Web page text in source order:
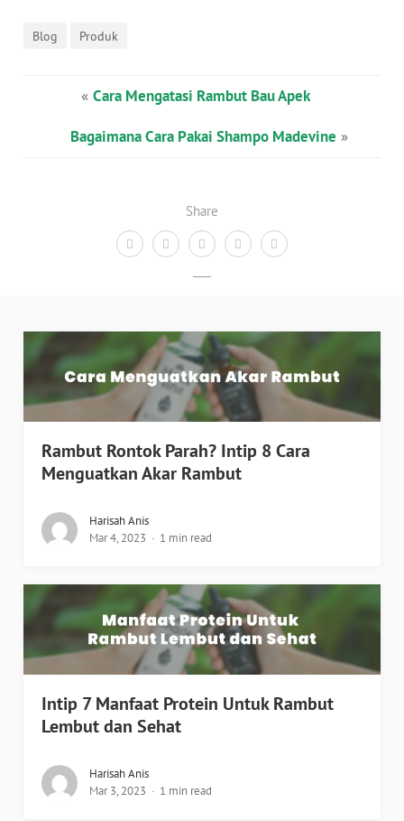
Share
Blog Produk
« Cara Mengatasi Rambut Bau Apek
Bagaimana Cara Pakai Shampo Madevine »
Rambut Rontok Parah? Intip 8 Cara
Menguatkan Akar Rambut
Harisah Anis
Mar 4, 2023
1 min read
Intip 7 Manfaat Protein Untuk Rambut
Lembut dan Sehat
Harisah Anis
Mar 3, 2023
1 min read